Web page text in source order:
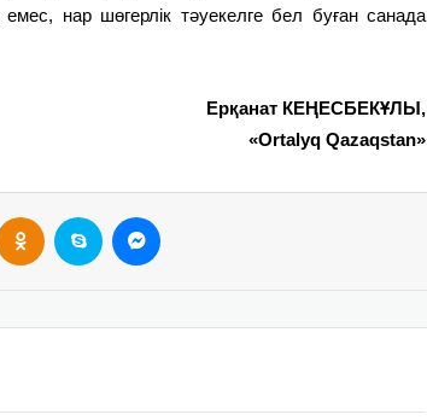
нар шөгерлік тәуекелге бел буған санада
Ерқанат КЕҢЕСБЕКҰЛЫ,
«Ortalyq Qazaqstan»